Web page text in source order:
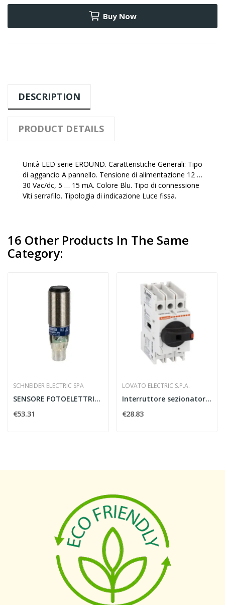
Buy Now
DESCRIPTION
PRODUCT DETAILS
Unità LED serie EROUND. Caratteristiche Generali: Tipo
di aggancio A pannello. Tensione di alimentazione 12 …
30 Vac/dc, 5 … 15 mA. Colore Blu. Tipo di connessione
Viti serrafilo. Tipologia di indicazione Luce fissa.
16 Other Products In The Same
Category:
SCHNEIDER ELECTRIC SPA
SENSORE FOTOELETTRICO CILINDRICO MULTIMODALI...
€53.31
LOVATO ELECTRIC S.P.A.
Interruttore sezionatore tripolare LOVATO...
€28.83